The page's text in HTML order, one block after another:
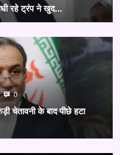
रहे ट्रंप ने खुद…
0
चेतावनी के बाद पीछे हटा